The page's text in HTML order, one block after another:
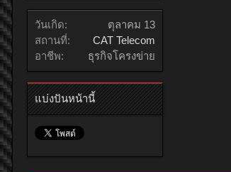
วันเกิด:
ตุลาคม 13
สถานที่:
CAT Telecom
อาชีพ:
ธุรกิจโครงข่าย
แบ่งปันหน้านี้